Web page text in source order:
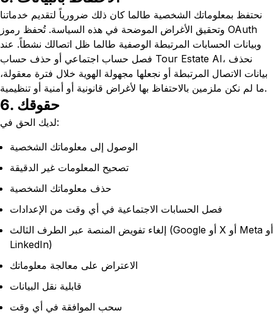
نحتفظ بمعلوماتك الشخصية طالما كان ذلك ضرورياً لتقديم خدماتنا
وتحقيق الأغراض الموضحة في هذه السياسة. تُحفظ رموز OAuth
وبيانات الحسابات المرتبطة الوصفية طالما ظل اتصالك نشطاً. عند
فصل حساب اجتماعي أو حذف حساب Tour Estate AI، نحذف
بيانات الاتصال المرتبطة أو نجعلها مجهولة الهوية خلال فترة معقولة،
ما لم نكن ملزمين بالاحتفاظ بها لأغراض قانونية أو أمنية أو تنظيمية.
6. حقوقك
لديك الحق في:
الوصول إلى معلوماتك الشخصية
تصحيح المعلومات غير الدقيقة
حذف معلوماتك الشخصية
فصل الحسابات الاجتماعية في أي وقت من الإعدادات
إلغاء تفويض المنصة عبر الطرف الثالث (Google أو X أو Meta أو
LinkedIn)
الاعتراض على معالجة معلوماتك
قابلية نقل البيانات
سحب الموافقة في أي وقت